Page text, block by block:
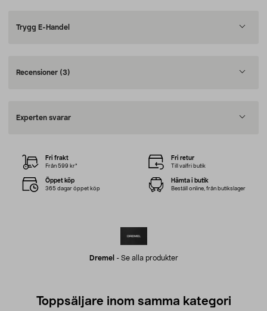
Trygg E-Handel
Recensioner (3)
Experten svarar
Dremel - Se alla produkter
Fri frakt
Från 599 kr*
Fri retur
Till valfri butik
Öppet köp
365 dagar öppet köp
Hämta i butik
Beställ online, från butikslager
Toppsäljare inom samma kategori